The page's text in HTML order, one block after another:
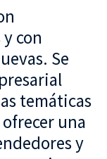
con
Se
temáticas
una
y